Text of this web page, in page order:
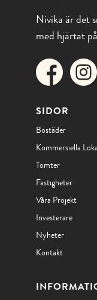
Nivika är det
med hjärtat
SIDOR
Bostäder
Kommersiella
Tomter
Fastigheter
Våra Projekt
Investerare
Nyheter
Kontakt